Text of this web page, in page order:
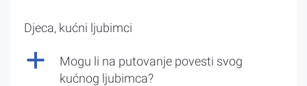
Djeca, kućni ljubimci
a
Mogu li na putovanje povesti svog
kućnog ljubimca?